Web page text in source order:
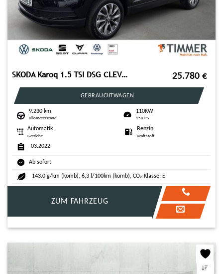
SKODA Karoq 1.5 TSI DSG CLEVER +LED +CARPLAY +SHZ +17" 25.780 €
GEBRAUCHTWAGEN
9.230 km
Kilometerstand
110KW
150 PS
Automatik
Getriebe
Benzin
Kraftstoff
03.2022
Ab sofort
143.0 g/km (komb), 6,3 l/100km (komb), CO₂-Klasse: E
ZUM FAHRZEUG